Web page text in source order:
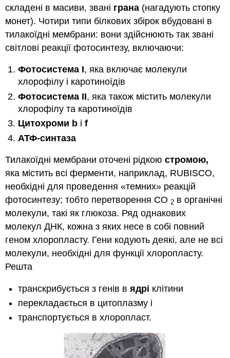
складені в масиви, звані грана (нагадують стопку
монет). Чотири типи білкових збірок вбудовані в
тилакоїдні мембрани: вони здійснюють так звані
світлові реакції фотосинтезу, включаючи:
Фотосистема I, яка включає молекули
хлорофілу і каротиноїдів
Фотосистема II, яка також містить молекули
хлорофілу та каротиноїдів
Цитохроми b іf
АТФ-синтаза
Тилакоїдні мембрани оточені рідкоюстромою,
яка містить всі ферменти, наприклад, RUBISCO,
необхідні для проведення «темних» реакцій
фотосинтезу; тобто перетворення СО 2 в органічні
молекули, такі як глюкоза. Ряд однакових
молекул ДНК, кожна з яких несе в собі повний
геном хлоропласту. Гени кодують деякі, але не всі
молекули, необхідні для функції хлоропласту.
Решта
транскрибується з генів вядрі клітини
перекладається в цитоплазму і
транспортується в хлоропласт.